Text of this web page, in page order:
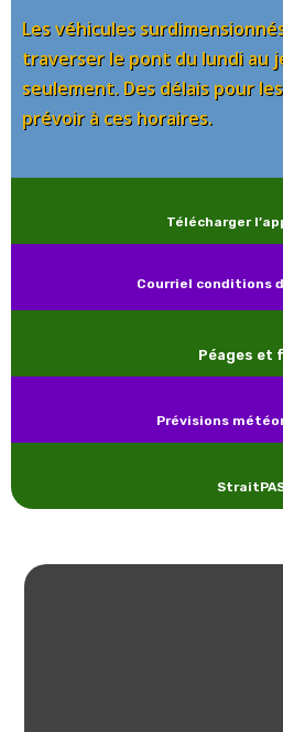
Les véhicules
traverser le pont du lundi au
seulement. Des délais pour
prévoir à ces horaires.
Télécharger
Courriel conditions
Péages et
Prévisions